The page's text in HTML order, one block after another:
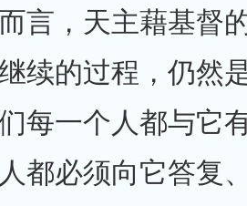
言，天主藉基督
续的过程，仍然
每一个人都与它
都必须向它答复